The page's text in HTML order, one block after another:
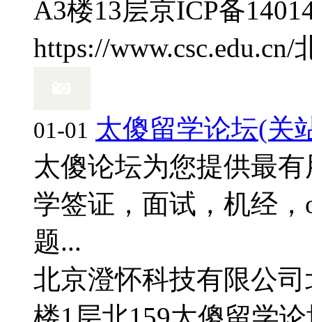
A3楼13层京ICP备
https://www.csc.edu.cn/
01-01 太傻留学论坛(关
太傻论坛为您提供最
学签证，面试，机经
题...
北京澄怀科技有限公司